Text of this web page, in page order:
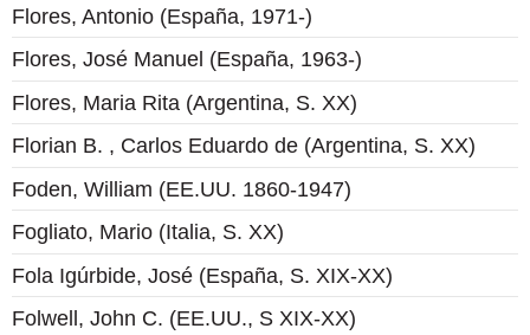
Flores, Antonio (España, 1971-)
Flores, José Manuel (España, 1963-)
Flores, Maria Rita (Argentina, S. XX)
Florian B. , Carlos Eduardo de (Argentina, S. XX)
Foden, William (EE.UU. 1860-1947)
Fogliato, Mario (Italia, S. XX)
Fola Igúrbide, José (España, S. XIX-XX)
Folwell, John C. (EE.UU., S XIX-XX)